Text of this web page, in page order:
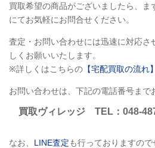
買取希望の商品がございましたら、ま
にてお気軽にお問合せください。
査定・お問い合わせには迅速に対応さ
しくお願いいたします。
※詳しくはこちらの 【宅配買取の流れ】
お問い合わせは、下記の電話番号まで
買取ヴィレッジ TEL：048-
なお、 LINE査定も行っておりますので